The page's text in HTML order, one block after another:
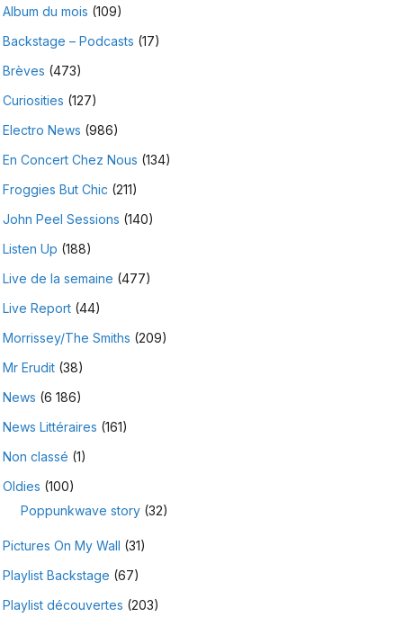
Album du mois (109)
Backstage – Podcasts (17)
Brèves (473)
Curiosities (127)
Electro News (986)
En Concert Chez Nous (134)
Froggies But Chic (211)
John Peel Sessions (140)
Listen Up (188)
Live de la semaine (477)
Live Report(44)
Morrissey/The Smiths (209)
Mr Erudit(38)
News (6 186)
News Littéraires (161)
Non classé (1)
Oldies (100)
Poppunkwave story(32)
Pictures On My Wall (31)
Playlist Backstage (67)
Playlist découvertes (203)